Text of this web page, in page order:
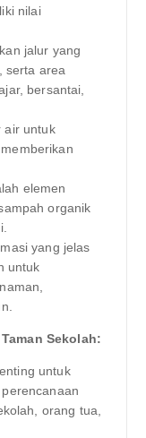
nilai
jalur yang
serta area
bersantai,
air untuk
elemen
organik
yang jelas
untuk
Sekolah:
untuk
orang tua,